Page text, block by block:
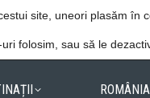
stau în detalii.
ROMÂNIA
site, uneori plasăm
folosim, sau să le